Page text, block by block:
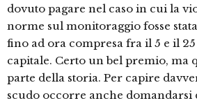
dovuto pagare nel caso in cui la
norme sul monitoraggio fosse
fino ad ora compresa fra il 5 e il
capitale. Certo un bel premio, ma
parte della storia. Per capire
scudo occorre anche domandarsi